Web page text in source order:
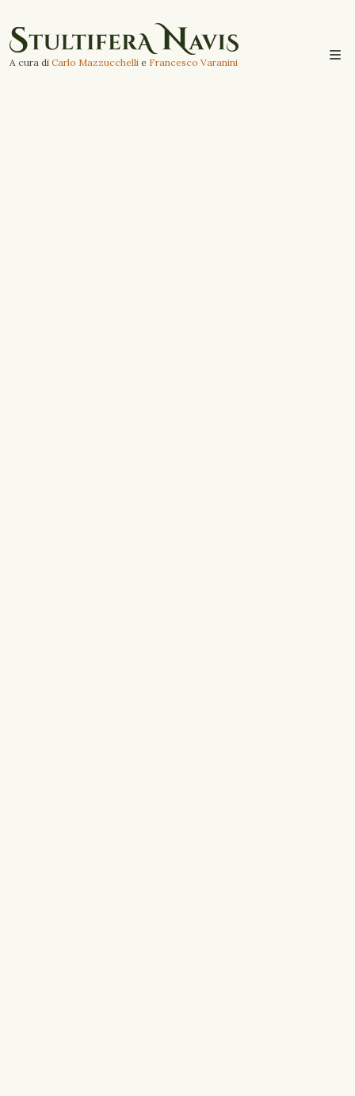
A cura di Carlo Mazzucchelli e Francesco Varanini